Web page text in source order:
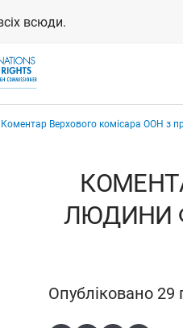
всюди.
Коментар Верхового комісара ООН з
ЛЮДИНИ
Опубліковано 29